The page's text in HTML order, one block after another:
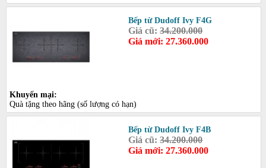
Bếp từ Dudoff Ivy F4G
Giá cũ:34.200.000
Giá mới: 27.360.000
Khuyến mại:
Quà tặng theo hãng (số lượng có hạn)
Bếp từ Dudoff Ivy F4B
Giá cũ:34.200.000
Giá mới: 27.360.000